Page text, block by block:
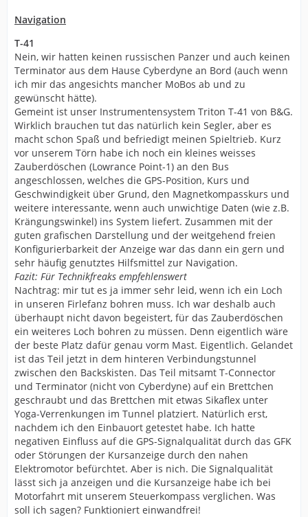
Navigation
T-41
Nein, wir hatten keinen russischen Panzer und auch keinen
Terminator aus dem Hause Cyberdyne an Bord (auch wenn
ich mir das angesichts mancher MoBos ab und zu
gewünscht hätte).
Gemeint ist unser Instrumentensystem Triton T-41 von B&G.
Wirklich brauchen tut das natürlich kein Segler, aber es
macht schon Spaß und befriedigt meinen Spieltrieb. Kurz
vor unserem Törn habe ich noch ein kleines weisses
Zauberdöschen (Lowrance Point-1) an den Bus
angeschlossen, welches die GPS-Position, Kurs und
Geschwindigkeit über Grund, den Magnetkompasskurs und
weitere interessante, wenn auch unwichtige Daten (wie z.B.
Krängungswinkel) ins System liefert. Zusammen mit der
guten grafischen Darstellung und der weitgehend freien
Konfigurierbarkeit der Anzeige war das dann ein gern und
sehr häufig genutztes Hilfsmittel zur Navigation.
Fazit: Für Technikfreaks empfehlenswert
Nachtrag: mir tut es ja immer sehr leid, wenn ich ein Loch
in unseren Firlefanz bohren muss. Ich war deshalb auch
überhaupt nicht davon begeistert, für das Zauberdöschen
ein weiteres Loch bohren zu müssen. Denn eigentlich wäre
der beste Platz dafür genau vorm Mast. Eigentlich. Gelandet
ist das Teil jetzt in dem hinteren Verbindungstunnel
zwischen den Backskisten. Das Teil mitsamt T-Connector
und Terminator (nicht von Cyberdyne) auf ein Brettchen
geschraubt und das Brettchen mit etwas Sikaflex unter
Yoga-Verrenkungen im Tunnel platziert. Natürlich erst,
nachdem ich den Einbauort getestet habe. Ich hatte
negativen Einfluss auf die GPS-Signalqualität durch das GFK
oder Störungen der Kursanzeige durch den nahen
Elektromotor befürchtet. Aber is nich. Die Signalqualität
lässt sich ja anzeigen und die Kursanzeige habe ich bei
Motorfahrt mit unserem Steuerkompass verglichen. Was
soll ich sagen? Funktioniert einwandfrei!